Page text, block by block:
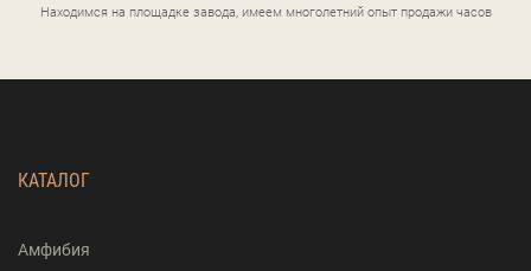
Находимся на площадке завода, имеем многолетний опыт продажи часов
КАТАЛОГ
Амфибия